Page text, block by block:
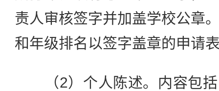
责人审核签字并加盖学校公章
和年级排名以签字盖章的申请
（2）个人陈述。内容包括